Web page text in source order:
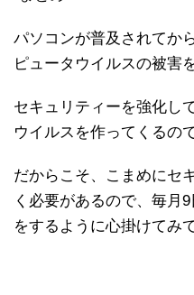
パソコンが普及されてか
ピュータウイルスの被害
セキュリティーを強化し
ウイルスを作ってくるの
だからこそ、こまめにセ
く必要があるので、毎月
をするように心掛けてみ